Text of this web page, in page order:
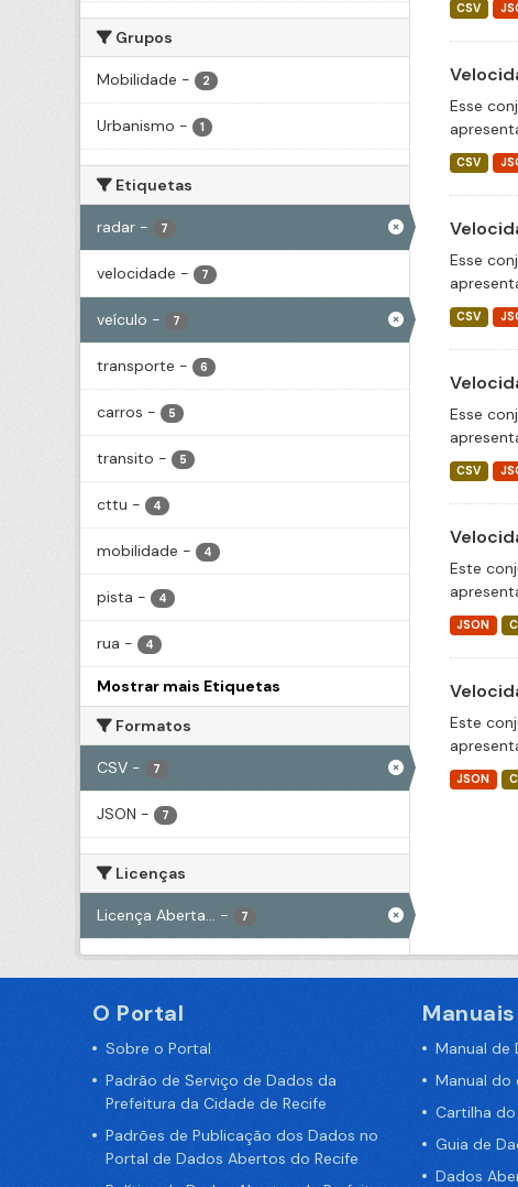
Grupos
Mobilidade - 2
Urbanismo - 1
Etiquetas
radar - 7
velocidade - 7
veículo - 7
transporte - 6
carros - 5
transito - 5
cttu - 4
mobilidade - 4
pista - 4
rua - 4
Mostrar mais Etiquetas
Formatos
CSV - 7
JSON - 7
Licenças
Licença Aberta... - 7
CSV
Esse
CSV
Esse
CSV
Esse
CSV
Este
JSON
Este
JSON
O Portal
Sobre o Portal
Padrão de Serviço de Dados da
Prefeitura da Cidade de Recife
Padrões de Publicação dos Dados no
Portal de Dados Abertos do Recife
Manual de
Manual do
Cartilha
Guia de
Dados